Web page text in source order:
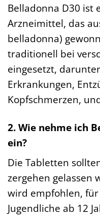
Belladonna D30 ist
Arzneimittel, das
belladonna)
traditionell bei
eingesetzt,
Erkrankungen,
Kopfschmerzen,
2. Wie nehme ich
ein?
Die Tabletten
zergehen gelassen
wird empfohlen,
Jugendliche ab 12